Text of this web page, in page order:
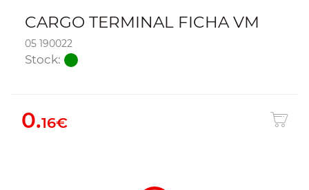
CARGO TERMINAL FICHA VM
05 190022
Stock:
0.16€